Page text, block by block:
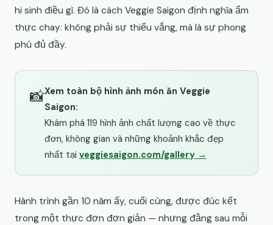
hi sinh điều gì. Đó là cách Veggie Saigon định nghĩa ẩm
thực chay: không phải sự thiếu vắng, mà là sự phong
phú đủ đầy.
📸Xem toàn bộ hình ảnh món ăn Veggie
Saigon:
Khám phá 119 hình ảnh chất lượng cao về thực
đơn, không gian và những khoảnh khắc đẹp
nhất tại veggiesaigon.com/gallery →
Hành trình gần 10 năm ấy, cuối cùng, được đúc kết
trong một thực đơn đơn giản — nhưng đằng sau mỗi